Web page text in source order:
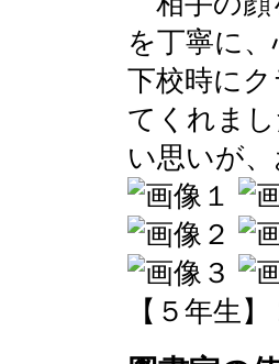
を丁寧に
下校時に
てくれま
い思いが
【５年生